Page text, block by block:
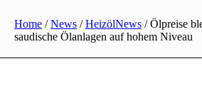
Home /News /HeizölNews /Ölpreise
saudische Ölanlagen auf hohem Niveau